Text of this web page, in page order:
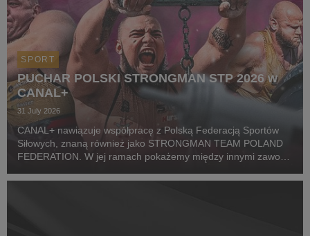
SPORT
PUCHAR POLSKI STRONGMAN STP 2026 w
CANAL+
31 July 2026
CANAL+ nawiązuje współpracę z Polską Federacją Sportów
Siłowych, znaną również jako STRONGMAN TEAM POLAND
FEDERATION. W jej ramach pokażemy między innymi zawody
Pierwszym wydarzeniem prezentowanym w CANAL+ SPORT 5